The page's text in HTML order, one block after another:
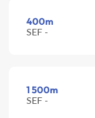
400m
SEF -
1 500m
SEF -